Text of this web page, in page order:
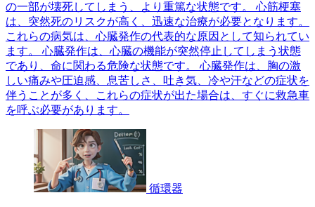
の一部が壊死してしまう、より重篤な状態です。 心筋梗塞
は、突然死のリスクが高く、迅速な治療が必要となります。
これらの病気は、心臓発作の代表的な原因として知られてい
ます。 心臓発作は、心臓の機能が突然停止してしまう状態
であり、命に関わる危険な状態です。 心臓発作は、胸の激
しい痛みや圧迫感、息苦しさ、吐き気、冷や汗などの症状を
伴うことが多く、これらの症状が出た場合は、すぐに救急車
を呼ぶ必要があります。
循環器